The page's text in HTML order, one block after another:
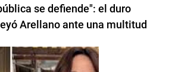
se defiende": el duro
Arellano ante una multitud